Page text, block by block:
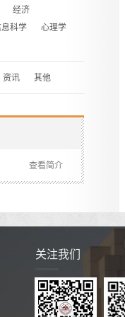
经济
科学
心理学
资讯 其他
查看简介
关注我们